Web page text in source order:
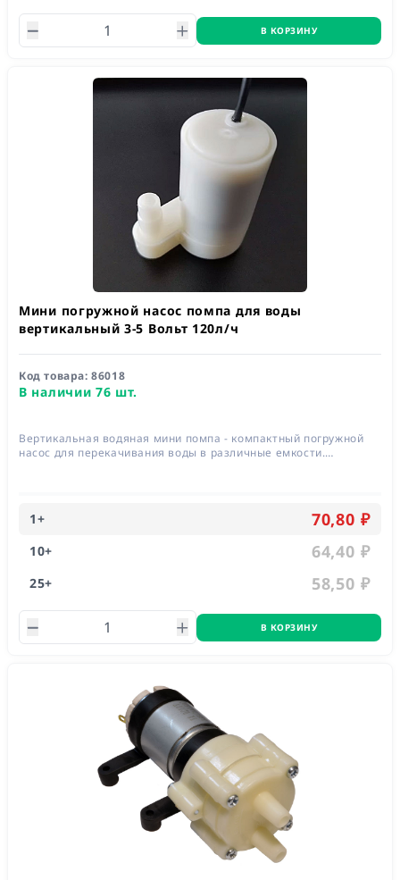
В КОРЗИНУ
Мини погружной насос помпа для воды
вертикальный 3-5 Вольт 120л/ч
Код товара:86018
В наличии 76 шт.
Вертикальная водяная мини помпа - компактный погружной
насос для перекачивания воды в различные емкости.
1+ 70,80 ₽
10+ 64,40 ₽
25+ 58,50 ₽
В КОРЗИНУ